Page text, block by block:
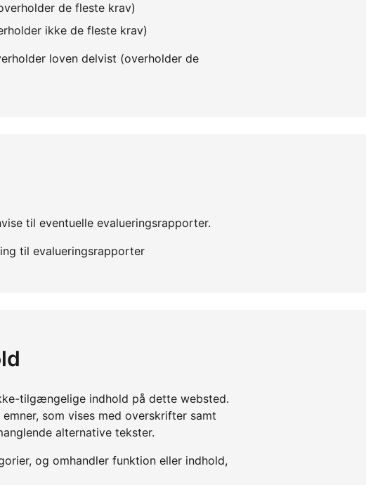
de fleste krav)
ikke de fleste krav)
loven delvist (overholder de
til eventuelle evalueringsrapporter.
til evalueringsrapporter
tilgængelige indhold på dette websted.
som vises med overskrifter samt
alternative tekster.
og omhandler funktion eller indhold,